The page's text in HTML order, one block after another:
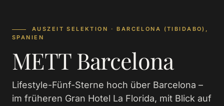
AUSZEIT SELEKTION · BARCELONA (TIBIDABO),
SPANIEN
METT Barcelona
Lifestyle-Fünf-Sterne hoch über Barcelona –
im früheren Gran Hotel La Florida, mit Blick auf